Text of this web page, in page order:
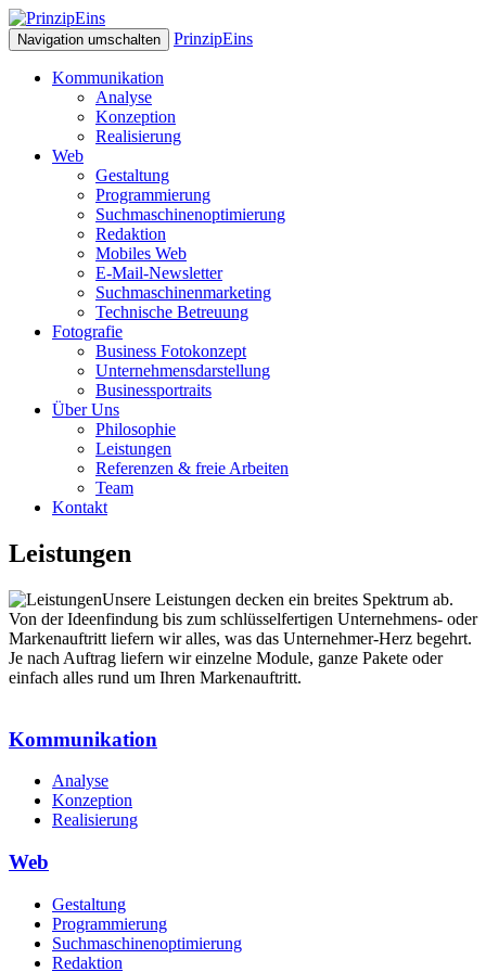
Navigation umschalten PrinzipEins
Kommunikation
Analyse
Konzeption
Realisierung
Web
Gestaltung
Programmierung
Suchmaschinenoptimierung
Redaktion
Mobiles Web
E-Mail-Newsletter
Suchmaschinenmarketing
Technische Betreuung
Fotografie
Business Fotokonzept
Unternehmensdarstellung
Businessportraits
Über Uns
Philosophie
Leistungen
Referenzen & freie Arbeiten
Team
Kontakt
Leistungen
Unsere Leistungen decken ein breites Spektrum ab.
Von der Ideenfindung bis zum schlüsselfertigen Unternehmens- oder
Markenauftritt liefern wir alles, was das Unternehmer-Herz begehrt.
Je nach Auftrag liefern wir einzelne Module, ganze Pakete oder
einfach alles rund um Ihren Markenauftritt.
Kommunikation
Analyse
Konzeption
Realisierung
Web
Gestaltung
Programmierung
Suchmaschinenoptimierung
Redaktion